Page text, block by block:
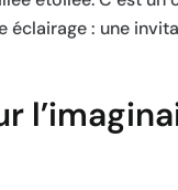
éclairage : une